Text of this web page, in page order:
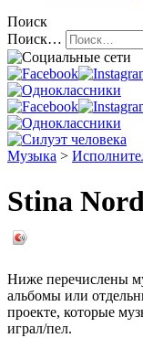
Поиск
Поиск…
Музыка >
Stina
Ниже перечислены
альбомы или
проекте, которые
играл/пел.